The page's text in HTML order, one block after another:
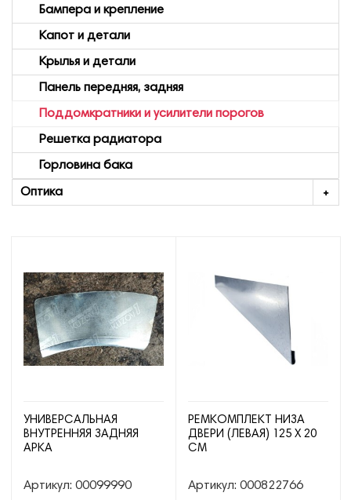
Бампера и крепление
Капот и детали
Крылья и детали
Панель передняя, задняя
Поддомкратники и усилители порогов
Решетка радиатора
Горловина бака
Оптика
УНИВЕРСАЛЬНАЯ
ВНУТРЕННЯЯ ЗАДНЯЯ
АРКА
Артикул: 00099990
РЕМКОМПЛЕКТ НИЗА
ДВЕРИ (ЛЕВАЯ) 125 Х 20
СМ
Артикул: 000822766